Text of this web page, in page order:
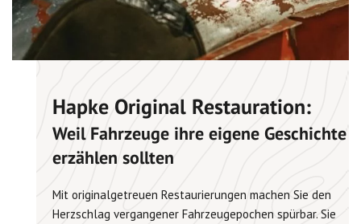
Hapke Original Restauration:
Weil Fahrzeuge ihre eigene Geschichte
erzählen sollten
Mit originalgetreuen Restaurierungen machen Sie den
Herzschlag vergangener Fahrzeugepochen spürbar. Sie